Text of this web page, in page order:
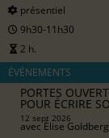
présentiel
9h30-11h30
2 h.
ÉVÉNEMENTS
PORTES
POUR ÉCRIRE
12 sept 2026
avecÉlise Goldberg